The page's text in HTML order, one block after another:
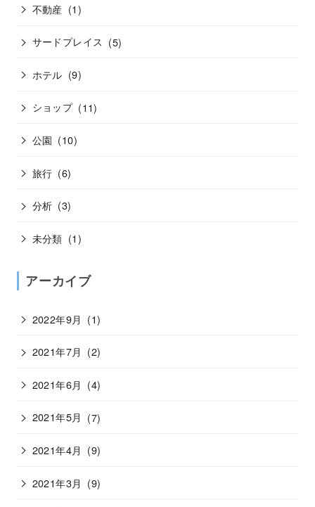
不動産 (1)
サードプレイス (5)
ホテル (9)
ショップ (11)
公園 (10)
旅行 (6)
分析 (3)
未分類 (1)
アーカイブ
2022年9月 (1)
2021年7月 (2)
2021年6月 (4)
2021年5月 (7)
2021年4月 (9)
2021年3月 (9)